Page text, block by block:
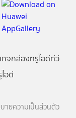
กจกล่องทรูไอดีทีวี
อดี
บายความเป็นส่วนตัว